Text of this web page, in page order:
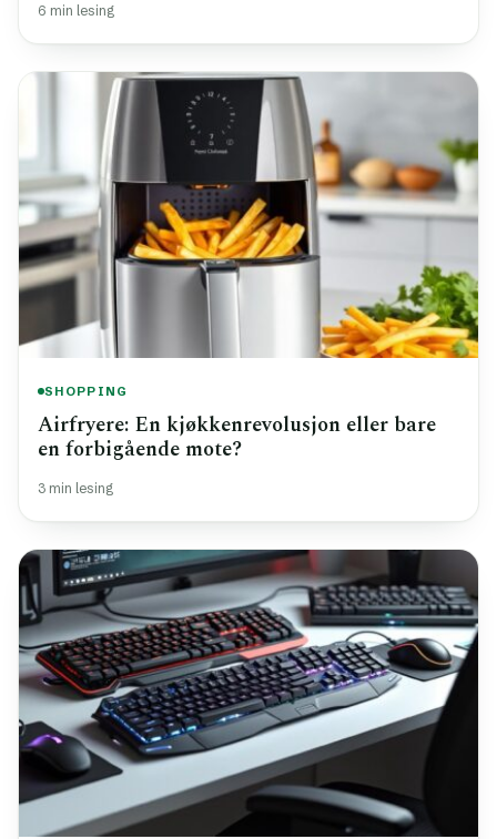
6 min lesing
SHOPPING
Airfryere: En kjøkkenrevolusjon eller bare
en forbigående mote?
3 min lesing